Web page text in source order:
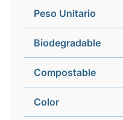
Peso Unitario
Biodegradable
Compostable
Color